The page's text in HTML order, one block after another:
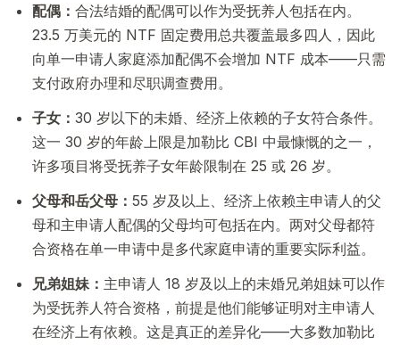
配偶： 合法结婚的配偶可以作为受抚养人包括在内。
23.5 万美元的 NTF 固定费用总共覆盖最多四人，因此
向单一申请人家庭添加配偶不会增加 NTF 成本——只需
支付政府办理和尽职调查费用。
子女： 30 岁以下的未婚、经济上依赖的子女符合条件。
这一 30 岁的年龄上限是加勒比 CBI 中最慷慨的之一，
许多项目将受抚养子女年龄限制在 25 或 26 岁。
父母和岳父母： 55 岁及以上、经济上依赖主申请人的父
母和主申请人配偶的父母均可包括在内。两对父母都符
合资格在单一申请中是多代家庭申请的重要实际利益。
兄弟姐妹： 主申请人 18 岁及以上的未婚兄弟姐妹可以作
为受抚养人符合资格，前提是他们能够证明对主申请人
在经济上有依赖。这是真正的差异化——大多数加勒比